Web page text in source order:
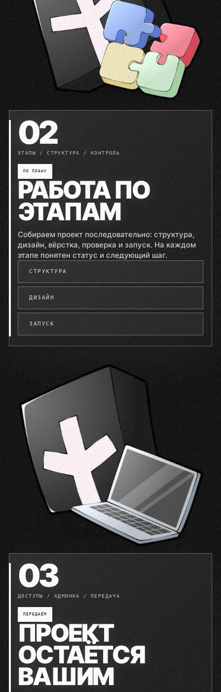
02
ЭТАПЫ / СТРУКТУРА / КОНТРОЛЬ
ПО ПЛАНУ
РАБОТА ПО
ЭТАПАМ
Собираем проект последовательно: структура,
дизайн, вёрстка, проверка и запуск. На каждом
этапе понятен статус и следующий шаг.
СТРУКТУРА
ДИЗАЙН
ЗАПУСК
03
ДОСТУПЫ / АДМИНКА / ПЕРЕДАЧА
ПЕРЕДАЁМ
ПРОЕКТ
ОСТАЁТСЯ
ВАШИМ